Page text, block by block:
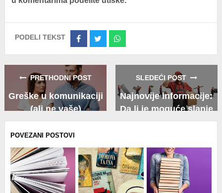
PODELI TEKST
Share
Facebook
Share
Twitter
Share
Whatsapp
PRETHODNI POST
Greške u komunikaciji
(ali ne vaše)
SLEDEĆI POST
Najnovije informacije:
Da li je moguće slanje
kabastih predmeta
POVEZANI POSTOVI